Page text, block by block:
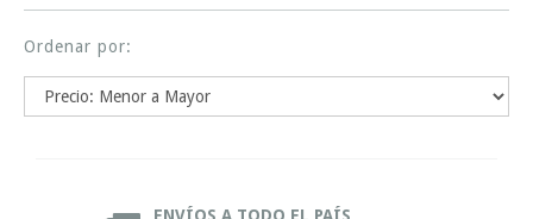
Ordenar por: